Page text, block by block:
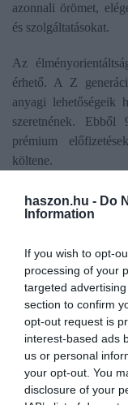
haszon.hu - Do
Information
If you wish to opt-
processing of your
targeted
section to confirm
opt-out request is
interest-based ads
us or personal
your opt-out. You
disclosure of your
azonnali örömet,
és szolgáltatásokat.
Az
érhető. A Z
anyagi lehetőségeik
szeretnének. Ebből
prémium
költene.
munka fizetés